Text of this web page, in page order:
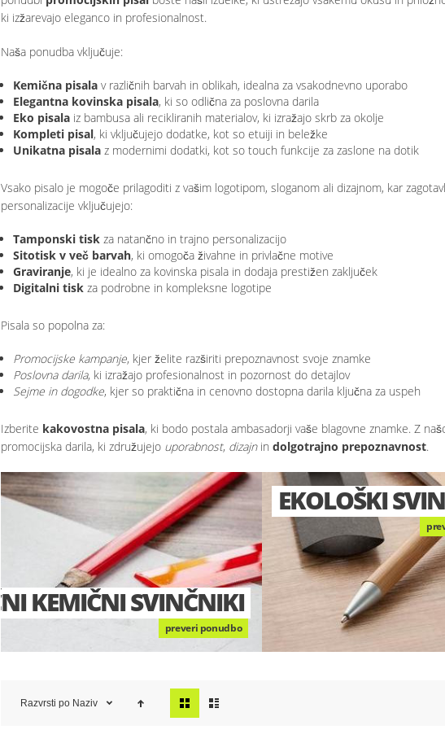
ki izžarevajo eleganco in profesionalnost.
Naša ponudba vključuje:
Kemična pisala v različnih barvah in oblikah, idealna za vsakodnevno uporabo
Elegantna kovinska pisala, ki so odlična za poslovna darila
Eko pisala iz bambusa ali recikliranih materialov, ki izražajo skrb za okolje
Kompleti pisal, ki vključujejo dodatke, kot so etuiji in beležke
Unikatna pisala z modernimi dodatki, kot so touch funkcije za zaslone na dotik
Vsako pisalo je mogoče prilagoditi z vašim logotipom, sloganom ali dizajnom, kar
personalizacije vključujejo:
Tamponski tisk za natančno in trajno personalizacijo
Sitotisk v več barvah, ki omogoča živahne in privlačne motive
Graviranje, ki je idealno za kovinska pisala in dodaja prestižen zaključek
Digitalni tisk za podrobne in kompleksne logotipe
Pisala so popolna za:
Promocijske kampanje, kjer želite razširiti prepoznavnost svoje znamke
Poslovna darila, ki izražajo profesionalnost in pozornost do detajlov
Sejme in dogodke, kjer so praktična in cenovno dostopna darila ključna za uspeh
Izberite kakovostna pisala, ki bodo postala ambasadorji vaše blagovne znamke. Z
promocijska darila, ki združujejo uporabnost, dizajnin dolgotrajno prepoznavnost.
PLASTIČNI KEMIČNI SVINČNIKI
EKOLOŠKI SVINČNIKI
preveri ponudbo
RAZNE BARVE
preveri ponudbo
Razvrsti po Naziv
kot